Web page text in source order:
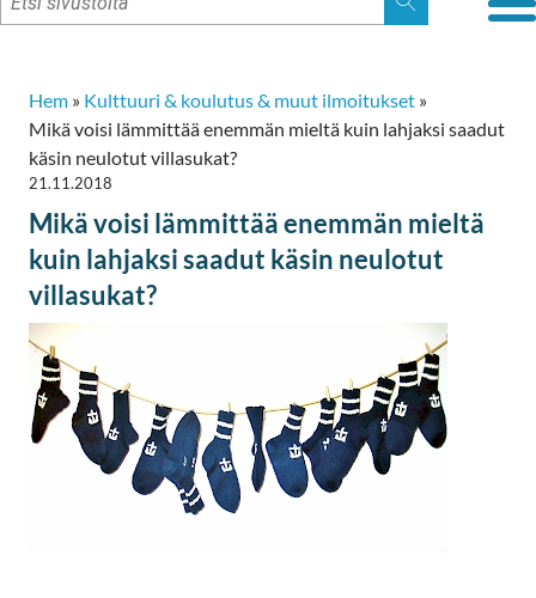
Hem » Kulttuuri & koulutus & muut ilmoitukset »
Mikä voisi lämmittää enemmän mieltä kuin lahjaksi saadut
käsin neulotut villasukat?
21.11.2018
Mikä voisi lämmittää enemmän mieltä
kuin lahjaksi saadut käsin neulotut
villasukat?